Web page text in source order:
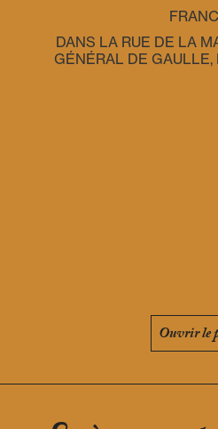
DANS LA RUE DE LA
GÉNÉRAL DE GAULLE,
Ouvrir le